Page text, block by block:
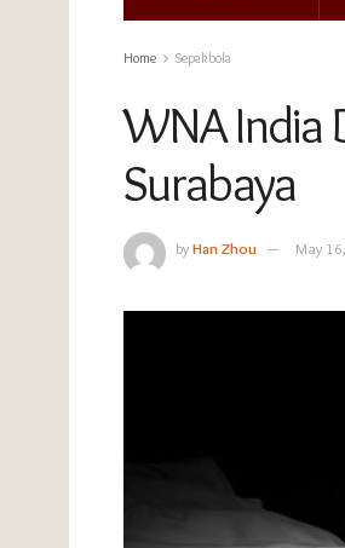
Home Sepakbola
WNA India
Surabaya
byHan Zhou May